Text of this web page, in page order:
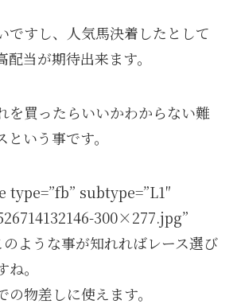
ですし、人気馬決着したとして
当が期待出来ます。
を買ったらいいかわからない難
いう事です。
subtype=”L1″
300×277.jpg”
ような事が知れればレース選び
。
物差しに使えます。